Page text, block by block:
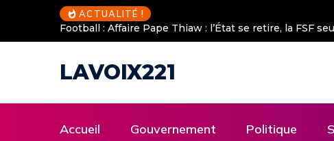
ACTUALITÉ !
Football : Affaire Pape Thiaw : l’État se retire, la FSF
LAVOIX221
Accueil Gouvernement Politique